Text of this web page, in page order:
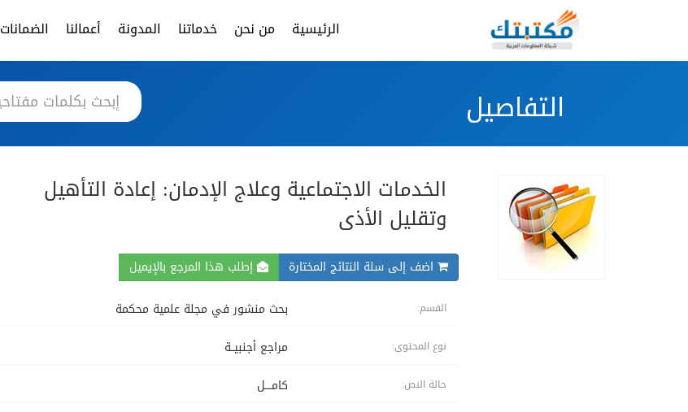
الرئيسية من نحن خدماتنا المدونة أعمالنا الضمانات
التفاصيل
الخدمات الاجتماعية وعلاج الإدمان: إعادة التأهيل
وتقليل الأذى
اضف إلى سلة النتائج المختارة إطلب هذا المرجع بالإيميل
القسم: بحث منشور في مجلة علمية محكمة
نوع المحتوى: مراجع أجنبيــة
حالة النص: كامــــل